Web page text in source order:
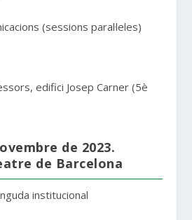
(sessions paral·leles)
edifici Josep Carner (5è
de 2023.
de Barcelona
institucional